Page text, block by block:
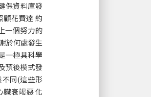
保資料庫發
顧花費達 約
一個努力的
於何處發生
一極具科學
預後模式發
同(這些形
臟衰竭惡 化